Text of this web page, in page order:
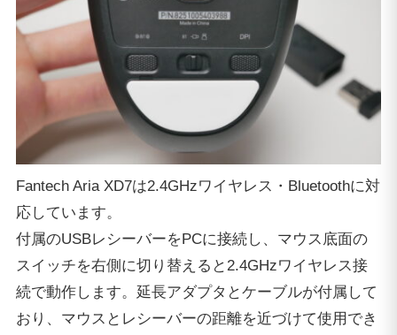
Fantech Aria XD7は2.4GHzワイヤレス・Bluetoothに対
応しています。
付属のUSBレシーバーをPCに接続し、マウス底面の
スイッチを右側に切り替えると2.4GHzワイヤレス接
続で動作します。延長アダプタとケーブルが付属して
おり、マウスとレシーバーの距離を近づけて使用でき